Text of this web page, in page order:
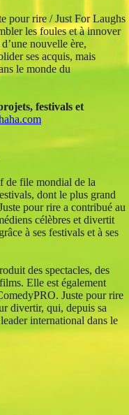
pour rire / Just For Laughs
les foules et à innover
nouvelle ère,
ses acquis, mais
le monde du
festivals et
de file mondial de la
dont le plus grand
pour rire a contribué au
célèbres et divertit
à ses festivals et à ses
des spectacles, des
Elle est également
Juste pour rire
divertir, qui, depuis sa
international dans le